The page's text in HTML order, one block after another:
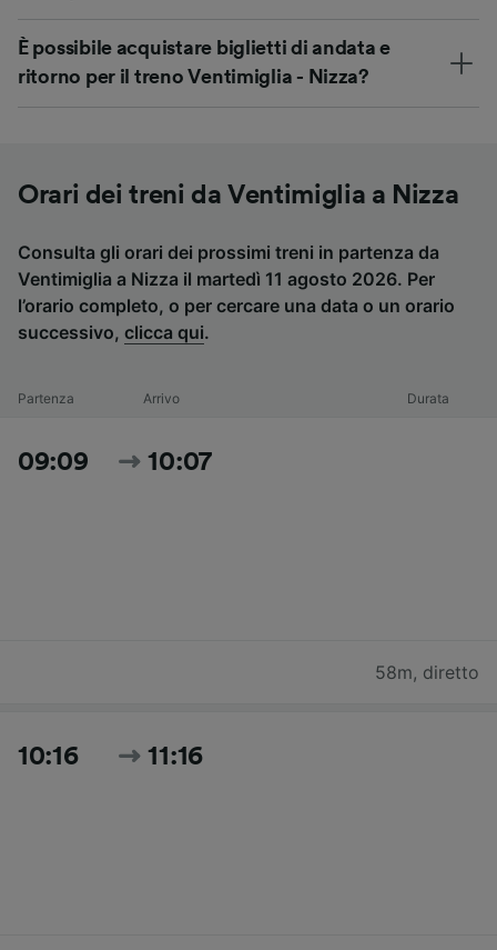
È possibile acquistare biglietti di andata e
ritorno per il treno Ventimiglia - Nizza?
Orari dei treni da Ventimiglia a Nizza
Consulta gli orari dei prossimi treni in partenza da
Ventimiglia a Nizza il martedì 11 agosto 2026. Per
l’orario completo, o per cercare una data o un orario
successivo, clicca qui.
Partenza Arrivo Durata
09:09 10:07
58m, diretto
10:16 11:16